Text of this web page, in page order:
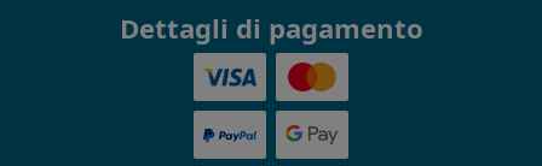
Dettagli di pagamento